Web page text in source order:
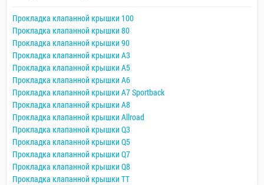
Прокладка клапанной крышки 100
Прокладка клапанной крышки 80
Прокладка клапанной крышки 90
Прокладка клапанной крышки A3
Прокладка клапанной крышки A5
Прокладка клапанной крышки A6
Прокладка клапанной крышки A7 Sportback
Прокладка клапанной крышки A8
Прокладка клапанной крышки Allroad
Прокладка клапанной крышки Q3
Прокладка клапанной крышки Q5
Прокладка клапанной крышки Q7
Прокладка клапанной крышки Q8
Прокладка клапанной крышки TT